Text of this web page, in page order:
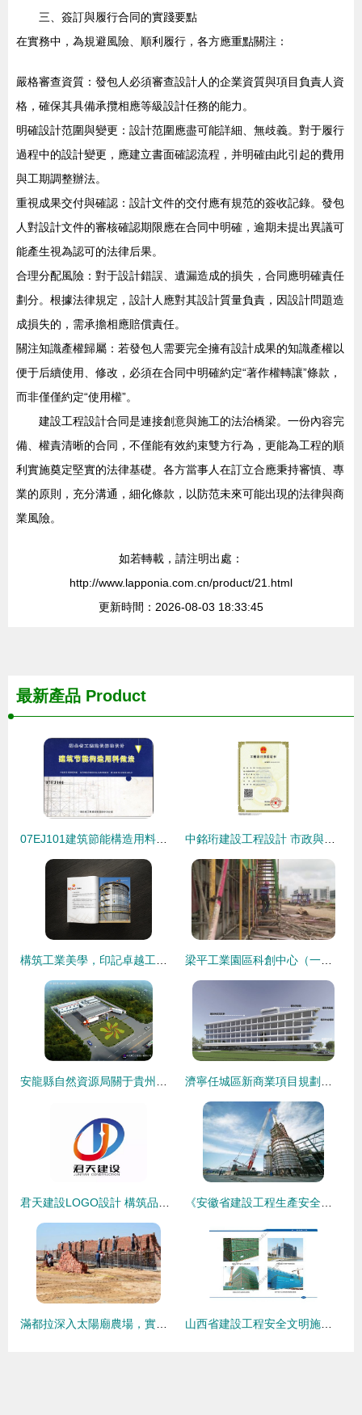
三、簽訂與履行合同的實踐要點
在實務中，為規避風險、順利履行，各方應重點關注：
嚴格審查資質：發包人必須審查設計人的企業資質與項目負責人資
格，確保其具備承攬相應等級設計任務的能力。
明確設計范圍與變更：設計范圍應盡可能詳細、無歧義。對于履行
過程中的設計變更，應建立書面確認流程，并明確由此引起的費用
與工期調整辦法。
重視成果交付與確認：設計文件的交付應有規范的簽收記錄。發包
人對設計文件的審核確認期限應在合同中明確，逾期未提出異議可
能產生視為認可的法律后果。
合理分配風險：對于設計錯誤、遺漏造成的損失，合同應明確責任
劃分。根據法律規定，設計人應對其設計質量負責，因設計問題造
成損失的，需承擔相應賠償責任。
關注知識產權歸屬：若發包人需要完全擁有設計成果的知識產權以
便于后續使用、修改，必須在合同中明確約定“著作權轉讓”條款，
而非僅僅約定“使用權”。
建設工程設計合同是連接創意與施工的法治橋梁。一份內容完
備、權責清晰的合同，不僅能有效約束雙方行為，更能為工程的順
利實施奠定堅實的法律基礎。各方當事人在訂立合應秉持審慎、專
業的原則，充分溝通，細化條款，以防范未來可能出現的法律與商
業風險。
如若轉載，請注明出處：
http://www.lapponia.com.cn/product/21.html
更新時間：2026-08-03 18:33:45
最新產品 Product